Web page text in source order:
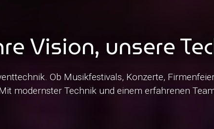
Vision, unsere
Ob Musikfestivals, Konzerte,
modernster Technik und einem erfahrenen